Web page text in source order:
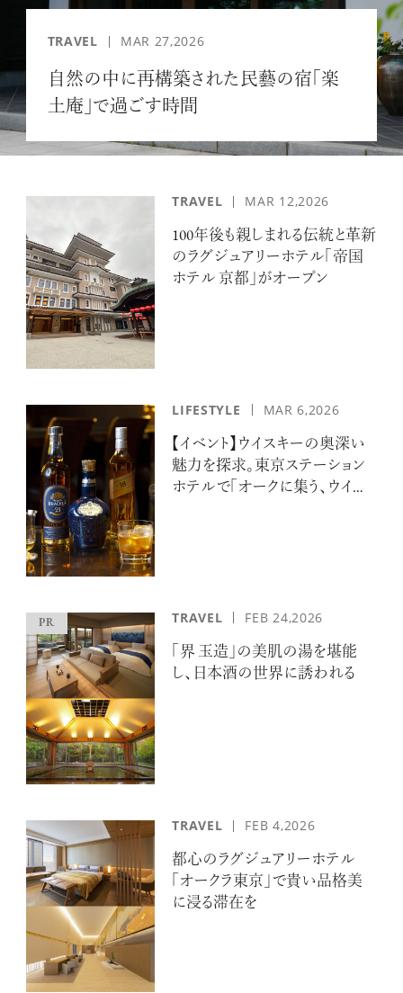
ログイン
TRAVEL MAR 27,2026
自然の中に再構築された民藝の宿「楽
土庵」で過ごす時間
TRAVEL MAR 12,2026
100年後も親しまれる伝統と革新
のラグジュアリーホテル「帝国
ホテル 京都」がオープン
LIFESTYLE MAR 6,2026
【イベント】ウイスキーの奥深い
魅力を探求。東京ステーション
ホテルで「オークに集う、ウイス
TRAVEL FEB 24,2026
「界 玉造」の美肌の湯を堪能
し、日本酒の世界に誘われる
TRAVEL FEB 4,2026
都心のラグジュアリーホテル
「オークラ東京」で貴い品格美
に浸る滞在を